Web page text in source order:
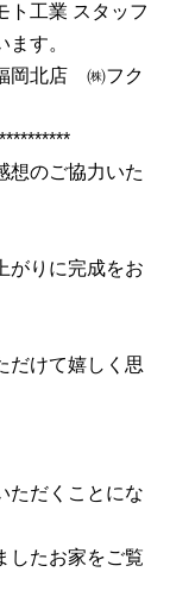
工業 スタッフ
す。
岡北店 ㈱フク
想のご協力いた
がりに完成をお
だけて嬉しく思
ただくことにな
したお家をご覧